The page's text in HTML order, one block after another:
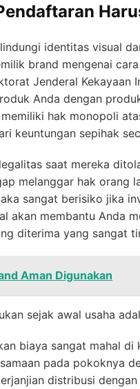
identitas visual
brand mengenai
Jenderal Kekayaan
Anda dengan
hak monopoli
keuntungan sepihak
saat mereka
melanggar hak orang
sangat berisiko jika
akan membantu Anda
diterima yang sangat
Aman Digunakan
sejak awal usaha
biaya sangat mahal di
pada pokoknya
distribusi